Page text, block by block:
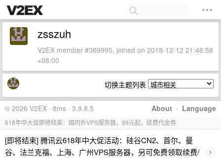
zsszuh
V2EX member #369995, joined on 2018-12-12 21:46:58
+08:00
切换主题列表
About · Language
© 2026 V2EX · 8ms · 3.9.8.5
618年中大促即将结束：国内外VPS服务器，99元起，续费代金券
[即将结束] 腾讯云618年中大促活动：硅谷CN2、首尔、曼
谷、法兰克福、上海、广州VPS服务器，另可免费领取续费/
›